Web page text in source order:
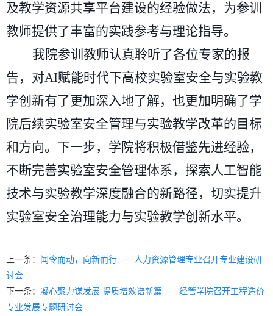
及教学资源共享平台建设的经验做法，为参训
教师提供了丰富的实践参考与理论指导。
我院参训教师认真聆听了各位专家的报
告，对AI赋能时代下高校实验室安全与实验教
学创新有了更加深入地了解，也更加明确了学
院后续实验室安全管理与实验教学改革的目标
和方向。下一步，学院将积极借鉴先进经验，
不断完善实验室安全管理体系，探索人工智能
技术与实验教学深度融合的新路径，切实提升
实验室安全治理能力与实验教学创新水平。
上一条： 闻令而动，向新而行——人力资源管理专业召开专业建设研
讨会
下一条： 凝心聚力谋发展 提质增效谱新篇——经管学院召开工程造价
专业发展专题研讨会